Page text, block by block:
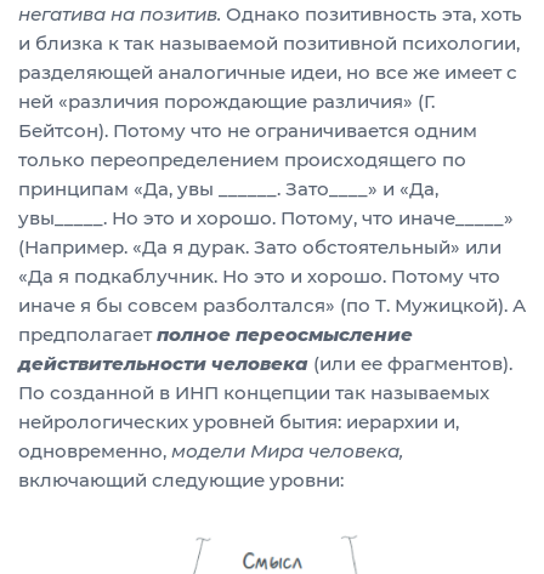
негатива на позитив. Однако позитивность эта, хоть
и близка к так называемой позитивной психологии,
разделяющей аналогичные идеи, но все же имеет с
ней «различия порождающие различия» (Г.
Бейтсон). Потому что не ограничивается одним
только переопределением происходящего по
принципам «Да, увы ______. Зато____» и «Да,
увы_____. Но это и хорошо. Потому, что иначе_____»
(Например. «Да я дурак. Зато обстоятельный» или
«Да я подкаблучник. Но это и хорошо. Потому что
иначе я бы совсем разболтался» (по Т. Мужицкой). А
предполагаетполное переосмысление
действительности человека (или ее фрагментов).
По созданной в ИНП концепции так называемых
нейрологических уровней бытия: иерархии и,
одновременно, модели Мира человека,
включающий следующие уровни: